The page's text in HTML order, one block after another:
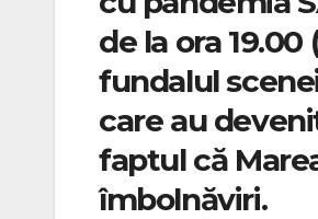
de la ora
fundalul
care au
faptul că
îmbolnăviri.